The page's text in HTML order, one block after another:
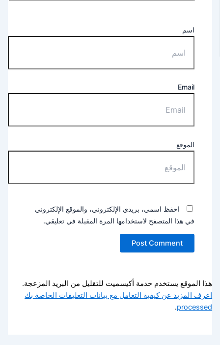
اسم
Email
الموقع
احفظ اسمي، بريدي الإلكتروني، والموقع الإلكتروني
في هذا المتصفح لاستخدامها المرة المقبلة في تعليقي.
هذا الموقع يستخدم خدمة أكيسميت للتقليل من البريد المزعجة.
اعرف المزيد عن كيفية التعامل مع بيانات التعليقات الخاصة بك
processed
.